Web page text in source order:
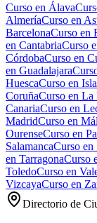
Curso en Álava
AlmeríaCurso en
BarcelonaCurso en
en CantabriaCurso
CórdobaCurso en
en Guadalajara
HuescaCurso en
CoruñaCurso en La
CanariaCurso en
MadridCurso en
OurenseCurso en
SalamancaCurso en
en TarragonaCurso
ToledoCurso en
VizcayaCurso en
Directorio de